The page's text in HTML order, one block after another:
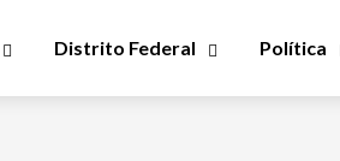
Distrito Federal Política